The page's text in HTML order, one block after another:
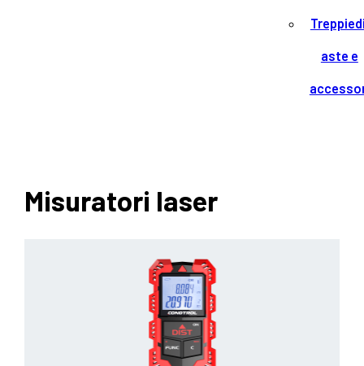
aste e
Misuratori laser